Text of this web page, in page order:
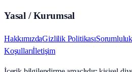
Yasal / Kurumsal
HakkımızdaGizlilik Politikası
Koşullarıİletişim